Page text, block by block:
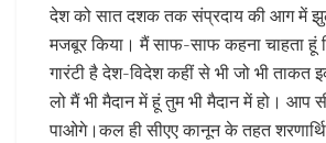
देश को सात दशक तक संप्रदाय की आग में
मजबूर किया। मैं साफ-साफ कहना चाहता हूं
गारंटी है देश-विदेश कहीं से भी जो भी ताकत
लो मैं भी मैदान में हूं तुम भी मैदान में हो। आप
पाओगे।कल ही सीएए कानून के तहत